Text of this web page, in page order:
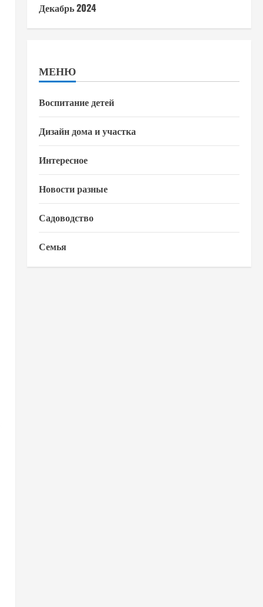
Декабрь 2024
МЕНЮ
Воспитание детей
Дизайн дома и участка
Интересное
Новости разные
Садоводство
Семья